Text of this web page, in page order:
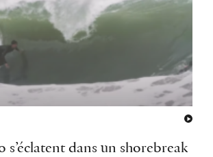
s’éclatent dans un shorebreak